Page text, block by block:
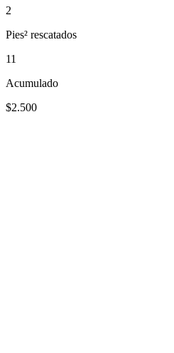
2
Pies² rescatados
11
Acumulado
$2.500